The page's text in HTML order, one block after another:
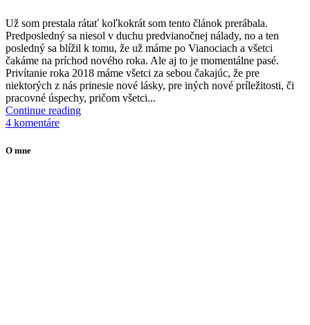
Už som prestala rátať koľkokrát som tento článok prerábala.
Predposledný sa niesol v duchu predvianočnej nálady, no a ten
posledný sa blížil k tomu, že už máme po Vianociach a všetci
čakáme na príchod nového roka. Ale aj to je momentálne pasé.
Privítanie roka 2018 máme všetci za sebou čakajúc, že pre
niektorých z nás prinesie nové lásky, pre iných nové príležitosti, či
pracovné úspechy, pričom všetci...
Continue reading
4 komentáre
O mne